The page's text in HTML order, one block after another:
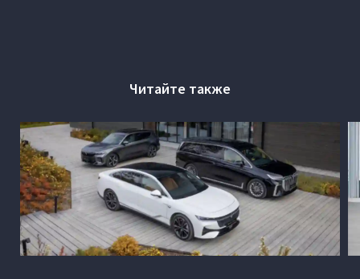
Читайте также